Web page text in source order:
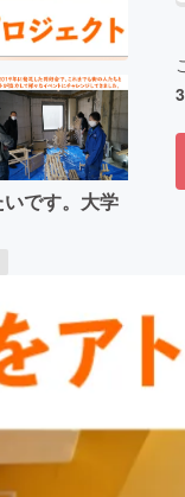
です。大学